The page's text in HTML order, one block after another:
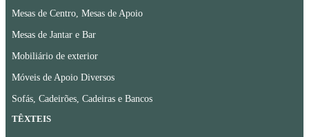
Mesas de Centro, Mesas de Apoio
Mesas de Jantar e Bar
Mobiliário de exterior
Móveis de Apoio Diversos
Sofás, Cadeirões, Cadeiras e Bancos
TÊXTEIS